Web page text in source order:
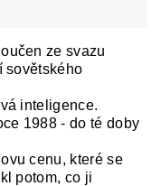
ze svazu
sovětského
inteligence.
1988 - do té doby
cenu, které se
potom, co ji